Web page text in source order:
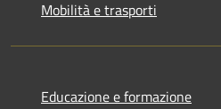
Mobilità e trasporti
Educazione e formazione